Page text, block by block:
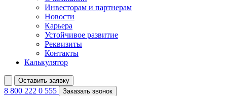
Инвесторам и партнерам
Новости
Карьера
Устойчивое развитие
Реквизиты
Контакты
Калькулятор
Оставить заявку
8 800 222 0 555 Заказать звонок